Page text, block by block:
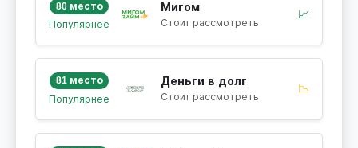
80 место
Популярнее
Мигом
Стоит рассмотреть
📈
81 место
Популярнее
Деньги в долг
Стоит рассмотреть
📉